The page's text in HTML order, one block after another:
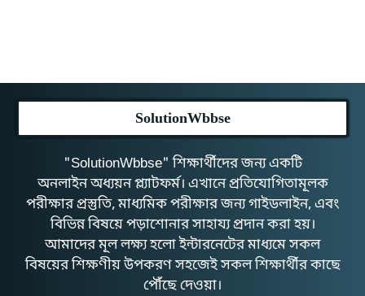
SolutionWbbse
"SolutionWbbse" শিক্ষার্থীদের জন্য একটি
অনলাইন অধ্যয়ন প্ল্যাটফর্ম। এখানে প্রতিযোগিতামূলক
পরীক্ষার প্রস্তুতি, মাধ্যমিক পরীক্ষার জন্য গাইডলাইন, এবং
বিভিন্ন বিষয়ে পড়াশোনার সাহায্য প্রদান করা হয়।
আমাদের মূল লক্ষ্য হলো ইন্টারনেটের মাধ্যমে সকল
বিষয়ের শিক্ষণীয় উপকরণ সহজেই সকল শিক্ষার্থীর কাছে
পৌঁছে দেওয়া।